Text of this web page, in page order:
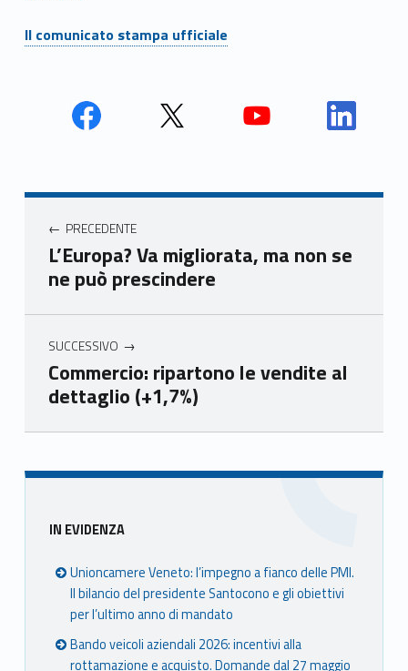
Il comunicato stampa ufficiale
Unio
mer
e
Ven
Unio
e
Ven
Unio
e
Unio
e
Navigazione articoli
PRECEDENTE
L’Europa? Va migliorata, ma non se
ne può prescindere
SUCCESSIVO
Commercio: ripartono le vendite al
dettaglio (+1,7%)
Skip back to main navigation
Sidebar
IN EVIDENZA
Unioncamere Veneto: l’impegno a fianco delle PMI.
Il bilancio del presidente Santocono e gli obiettivi
per l’ultimo anno di mandato
Bando veicoli aziendali 2026: incentivi alla
rottamazione e acquisto. Domande dal 27 maggio